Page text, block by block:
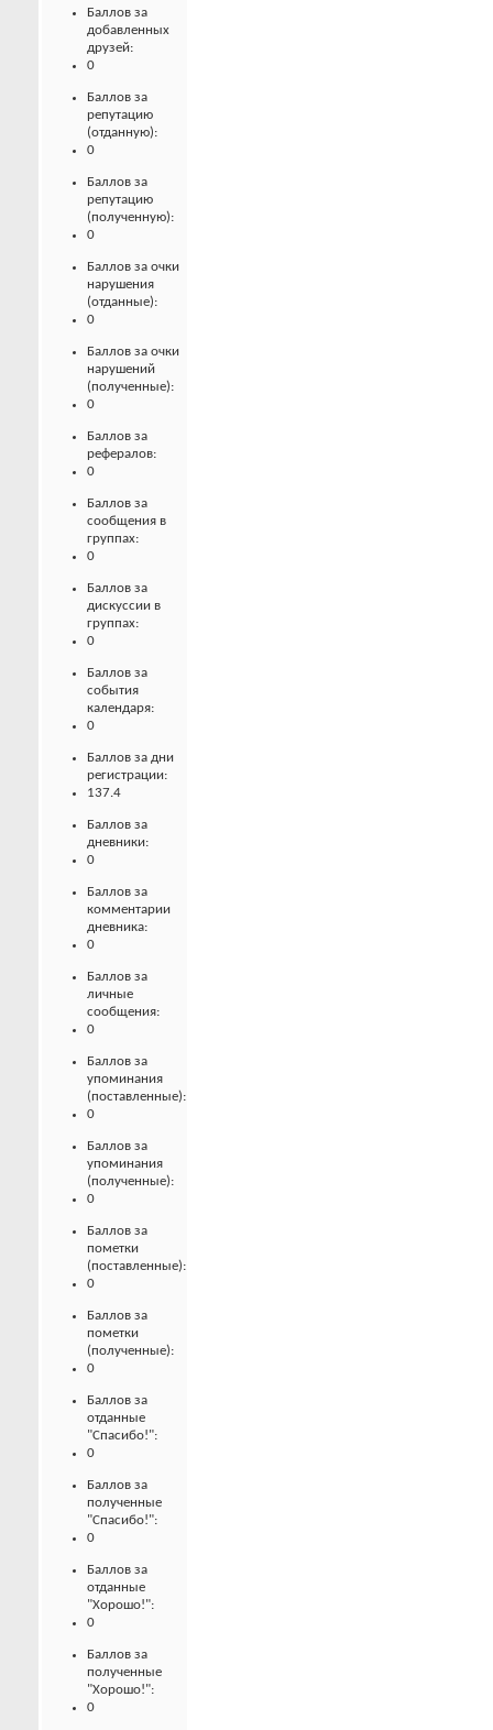
Баллов за
добавленных
друзей:
0
Баллов за
репутацию
(отданную):
0
Баллов за
репутацию
(полученную):
0
Баллов за очки
нарушения
(отданные):
0
Баллов за очки
нарушений
(полученные):
0
Баллов за
рефералов:
0
Баллов за
сообщения в
группах:
0
Баллов за
дискуссии в
группах:
0
Баллов за
события
календаря:
0
Баллов за дни
регистрации:
137.4
Баллов за
дневники:
0
Баллов за
комментарии
дневника:
0
Баллов за
личные
сообщения:
0
Баллов за
упоминания
(поставленные):
0
Баллов за
упоминания
(полученные):
0
Баллов за
пометки
(поставленные):
0
Баллов за
пометки
(полученные):
0
Баллов за
отданные
"Спасибо!":
0
Баллов за
полученные
"Спасибо!":
0
Баллов за
отданные
"Хорошо!":
0
Баллов за
полученные
"Хорошо!":
0